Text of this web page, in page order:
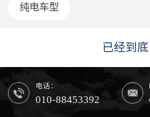
纯电车型
已经到底
电话：
010-88453392